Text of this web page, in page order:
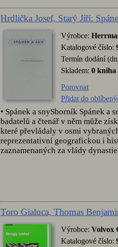
Hrdlička Josef, Starý Jiří:
Výrobce:
Katalogové číslo:
Termín dodání
Skladem: 0 kniha
Porovnat
Přidat do
• Spánek a snySborník Spánek a
badatelů a čtenář v něm může
které převládaly v osmi
reprezentativní geografickou i
zaznamenaných za vlády
Toro Gialuca, Thomas
Výrobce: Volvox
Katalogové číslo: